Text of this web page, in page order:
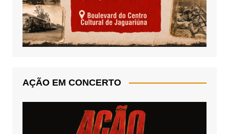
AÇÃO EM CONCERTO